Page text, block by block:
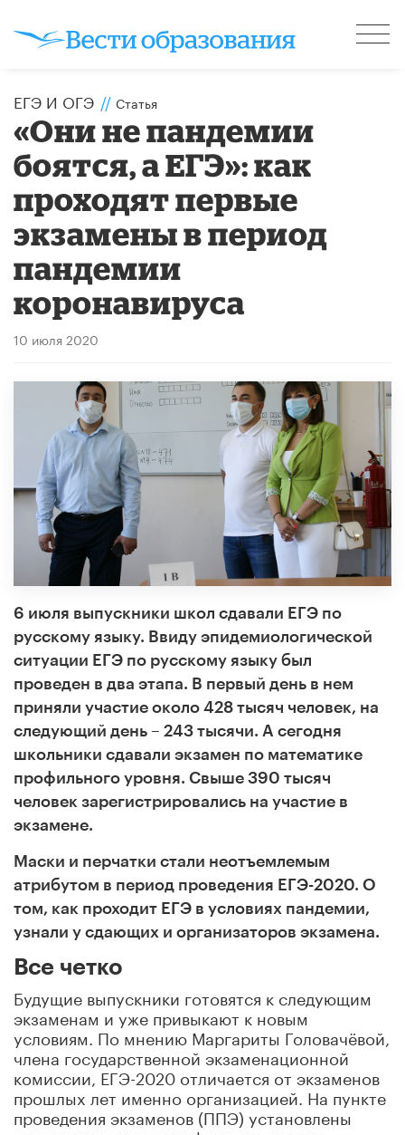
ЕГЭ И ОГЭ // Статья
«Они не пандемии
боятся, а ЕГЭ»: как
проходят первые
экзамены в период
пандемии
коронавируса
10 июля 2020
6 июля выпускники школ сдавали ЕГЭ по
русскому языку. Ввиду эпидемиологической
ситуации ЕГЭ по русскому языку был
проведен в два этапа. В первый день в нем
приняли участие около 428 тысяч человек, на
следующий день – 243 тысячи. А сегодня
школьники сдавали экзамен по математике
профильного уровня. Свыше 390 тысяч
человек зарегистрировались на участие в
экзамене.
Маски и перчатки стали неотъемлемым
атрибутом в период проведения ЕГЭ-2020. О
том, как проходит ЕГЭ в условиях пандемии,
узнали у сдающих и организаторов экзамена.
Все четко
Будущие выпускники готовятся к следующим
экзаменам и уже привыкают к новым
условиям. По мнению Маргариты Головачёвой,
члена государственной экзаменационной
комиссии, ЕГЭ-2020 отличается от экзаменов
прошлых лет именно организацией. На пункте
проведения экзаменов (ППЭ) установлены